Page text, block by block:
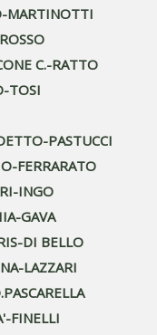
MARTINOTTI
C.-RATTO
TOSI
PASTUCCI
FERRARATO
INGO
GAVA
DI BELLO
LAZZARI
FINELLI